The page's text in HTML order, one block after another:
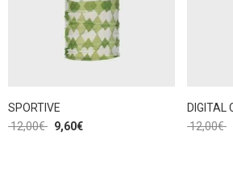
SPORTIVE
12,00€ 9,60€
DIGITAL
12,00€